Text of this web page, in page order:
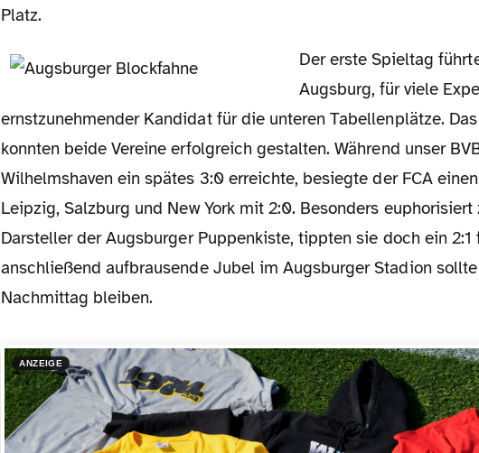
Platz.
Der erste Spieltag führte diese Saison nach
Augsburg, für viele
ernstzunehmender Kandidat für die unteren Tabellenplätze.
konnten beide Vereine erfolgreich gestalten. Während unser
Wilhelmshaven ein spätes 3:0 erreichte, besiegte der FCA
Leipzig, Salzburg und New York mit 2:0. Besonders
Darsteller der Augsburger Puppenkiste, tippten sie doch ein 2:1
anschließend aufbrausende Jubel im Augsburger Stadion
Nachmittag bleiben.
ANZEIGE